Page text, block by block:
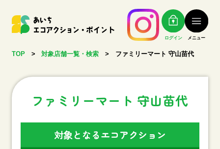
ログイン メニュー
TOP > 対象店舗一覧・検索 > ファミリーマート 守山苗代
ファミリーマート 守山苗代
対象となるエコアクション